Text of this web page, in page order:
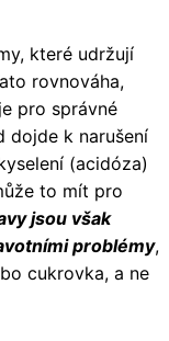
které udržují
rovnováha,
pro správné
dojde k narušení
(acidóza)
to mít pro
jsou však
problémy,
cukrovka, a ne